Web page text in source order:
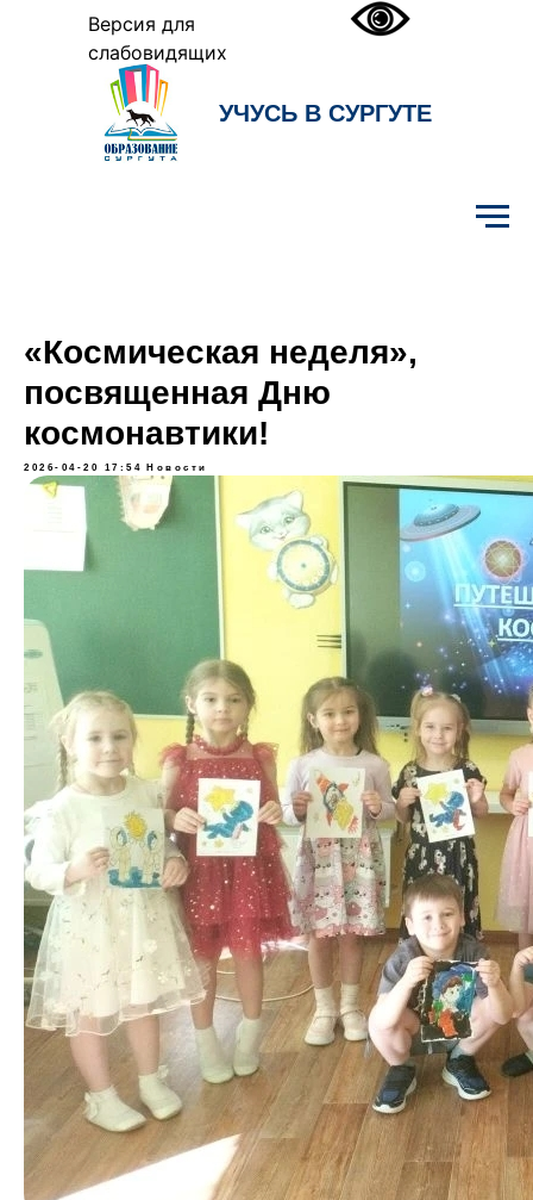
Версия для
слабовидящих
УЧУСЬ В СУРГУТЕ
«Космическая неделя»,
посвященная Дню
космонавтики!
2026-04-20 17:54 Новости